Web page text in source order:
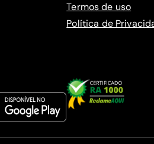
Termos de uso
Política de